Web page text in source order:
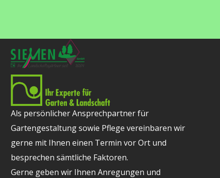
Als persönlicher Ansprechpartner für
Gartengestaltung sowie Pflege vereinbaren wir
gerne mit Ihnen einen Termin vor Ort und
besprechen sämtliche Faktoren.
Gerne geben wir Ihnen Anregungen und